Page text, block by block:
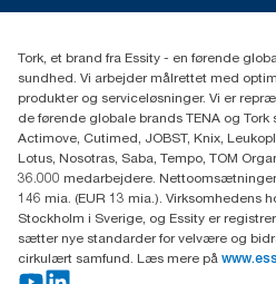
Smiley-rapport
(+45) 48 16 82 44
Professional Hygiene
Gydevang 33
DK-3450 Allerød
Tork, et brand fra Essity - en førende
sundhed. Vi arbejder målrettet med
produkter og serviceløsninger. Vi er
de førende globale brands TENA og
Actimove, Cutimed, JOBST, Knix,
Lotus, Nosotras, Saba, Tempo, TOM
36.000 medarbejdere.
146 mia. (EUR 13 mia.). Virksomhedens
Stockholm i Sverige, og Essity er
sætter nye standarder for velvære og
cirkulært samfund. Læs mere på